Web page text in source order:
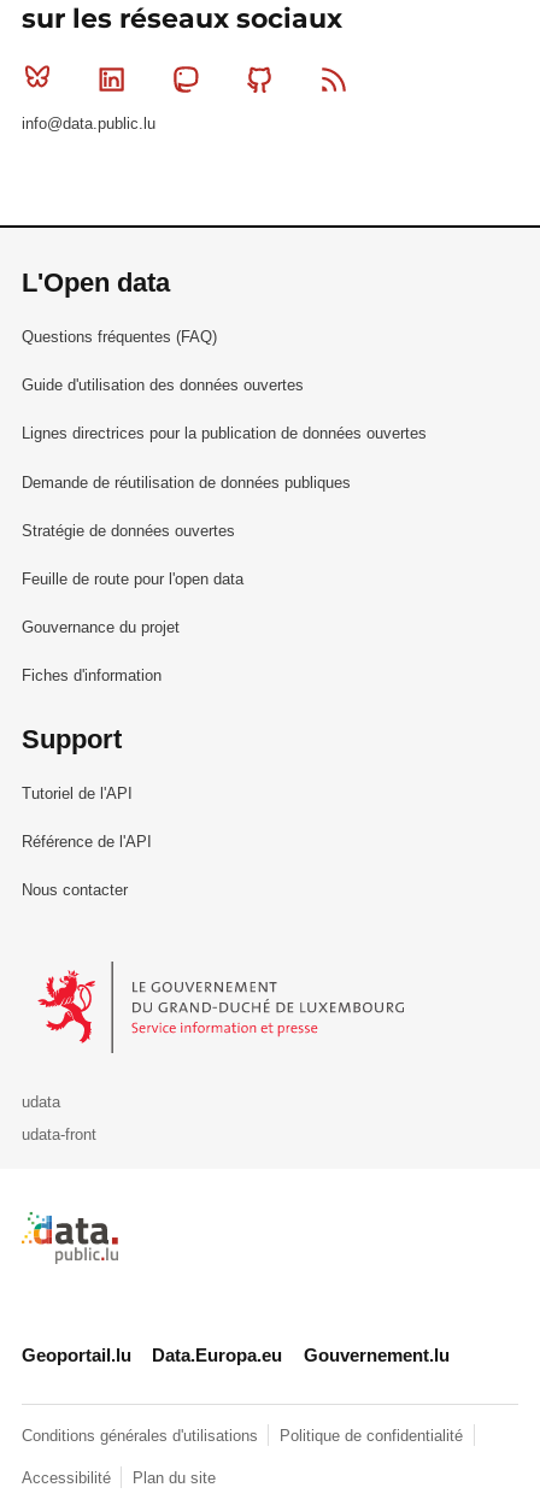
sur les réseaux sociaux
Bluesky Linkedin MastodonGithub
info@data.public.lu
L'Open data
Questions fréquentes (FAQ)
Guide d'utilisation des données ouvertes
Lignes directrices pour la publication de données ouvertes
Demande de réutilisation de données publiques
Stratégie de données ouvertes
Feuille de route pour l'open data
Gouvernance du projet
Fiches d'information
Support
Tutoriel de l'API
Référence de l'API
Nous contacter
Le Gouvernement du Grand-Duché de Luxembourg - Service
udata
udata-front
Retour à l'accueil de data.public.lu
Geoportail.lu Data.Europa.eu Gouvernement.lu
Conditions générales d'utilisations Politique de confidentialité
Accessibilité Plan du site